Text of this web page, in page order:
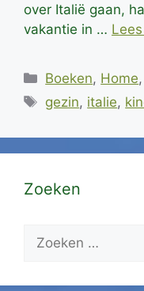
over Italië gaan,
vakantie in …
Categorieën
Boeken, Home,
Tags
gezin, italie,
Zoeken
naar: